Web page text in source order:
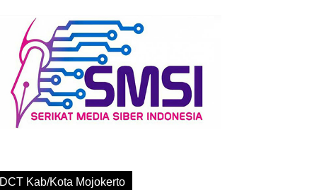
DCT Kab/Kota Mojokerto